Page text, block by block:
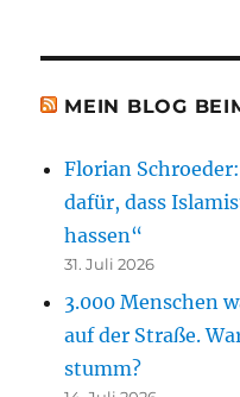
MEIN BLOG
Florian
dafür, dass
hassen“
31. Juli 2026
3.000 Menschen
auf der Straße.
stumm?